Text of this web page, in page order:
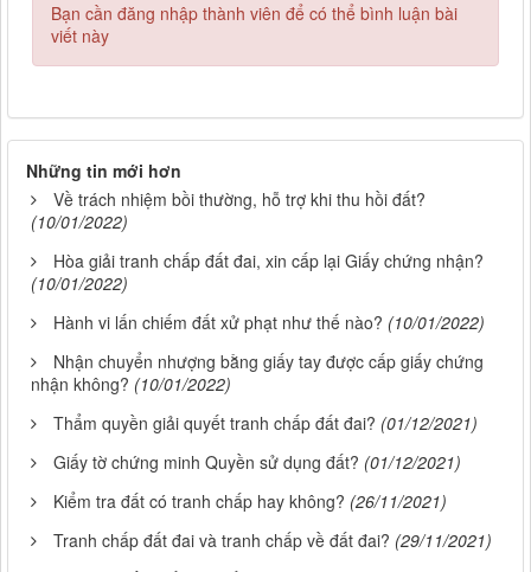
Bạn cần đăng nhập thành viên để có thể bình luận bài
viết này
Những tin mới hơn
Về trách nhiệm bồi thường, hỗ trợ khi thu hồi đất?
(10/01/2022)
Hòa giải tranh chấp đất đai, xin cấp lại Giấy chứng nhận?
(10/01/2022)
Hành vi lấn chiếm đất xử phạt như thế nào? (10/01/2022)
Nhận chuyển nhượng bằng giấy tay được cấp giấy chứng
nhận không? (10/01/2022)
Thẩm quyền giải quyết tranh chấp đất đai? (01/12/2021)
Giấy tờ chứng minh Quyền sử dụng đất? (01/12/2021)
Kiểm tra đất có tranh chấp hay không? (26/11/2021)
Tranh chấp đất đai và tranh chấp về đất đai? (29/11/2021)